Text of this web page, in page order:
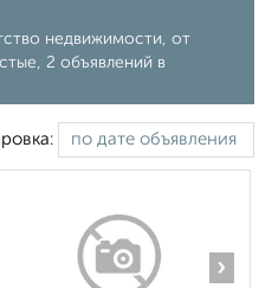
недвижимости, от
2 объявлений в
›